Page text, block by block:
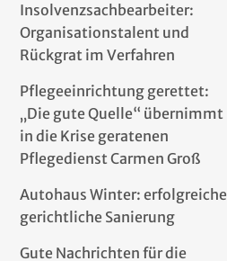
Insolvenzsachbearbeiter:
Organisationstalent und
Rückgrat im Verfahren
Pflegeeinrichtung gerettet:
„Die gute Quelle“ übernimmt
in die Krise geratenen
Pflegedienst Carmen Groß
Autohaus Winter: erfolgreiche
gerichtliche Sanierung
Gute Nachrichten für die